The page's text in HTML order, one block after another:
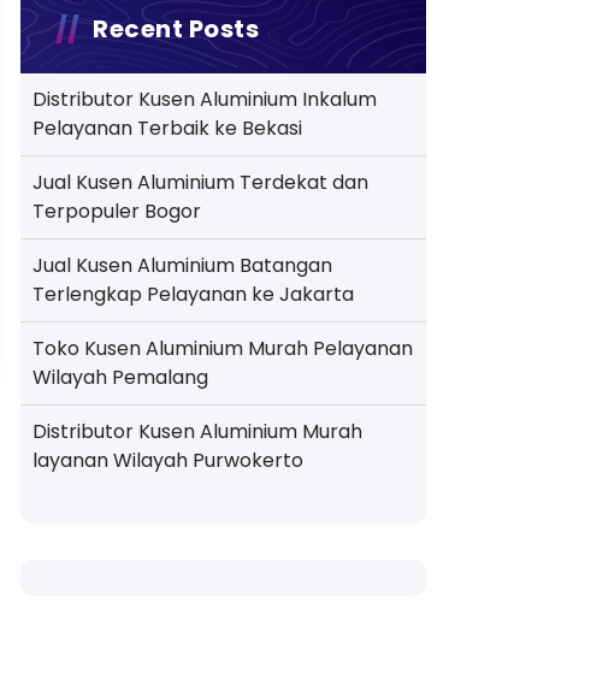
Recent Posts
Distributor Kusen Aluminium Inkalum
Pelayanan Terbaik ke Bekasi
Jual Kusen Aluminium Terdekat dan
Terpopuler Bogor
Jual Kusen Aluminium Batangan
Terlengkap Pelayanan ke Jakarta
Toko Kusen Aluminium Murah Pelayanan
Wilayah Pemalang
Distributor Kusen Aluminium Murah
layanan Wilayah Purwokerto